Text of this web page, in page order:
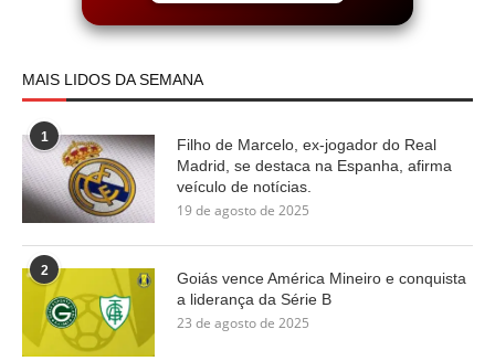
MAIS LIDOS DA SEMANA
1
Filho de Marcelo, ex-jogador do Real
Madrid, se destaca na Espanha, afirma
veículo de notícias.
19 de agosto de 2025
2
Goiás vence América Mineiro e conquista
a liderança da Série B
23 de agosto de 2025